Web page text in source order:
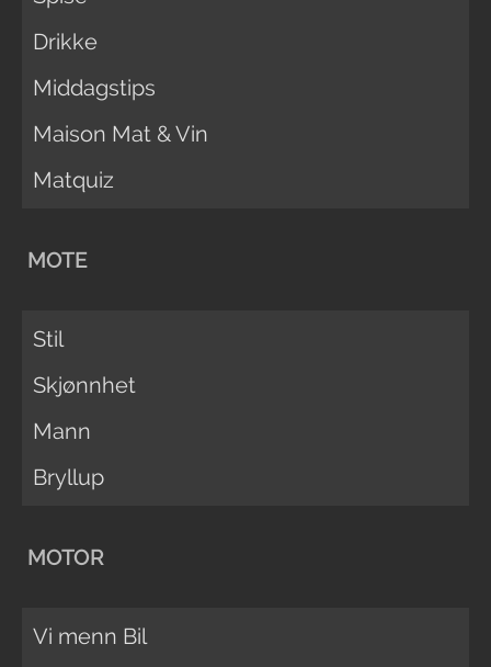
Drikke
Middagstips
Maison Mat & Vin
Matquiz
MOTE
Stil
Skjønnhet
Mann
Bryllup
MOTOR
Vi menn Bil